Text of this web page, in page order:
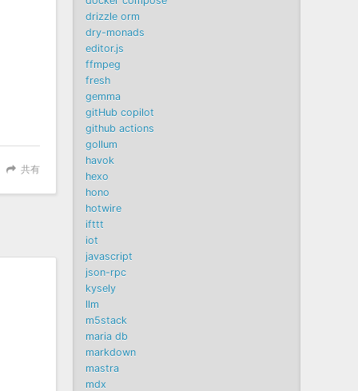
共有
drizzle orm
dry-monads
editor.js
ffmpeg
fresh
gemma
gitHub copilot
github actions
gollum
havok
hexo
hono
hotwire
ifttt
iot
javascript
json-rpc
kysely
llm
m5stack
maria db
markdown
mastra
mdx